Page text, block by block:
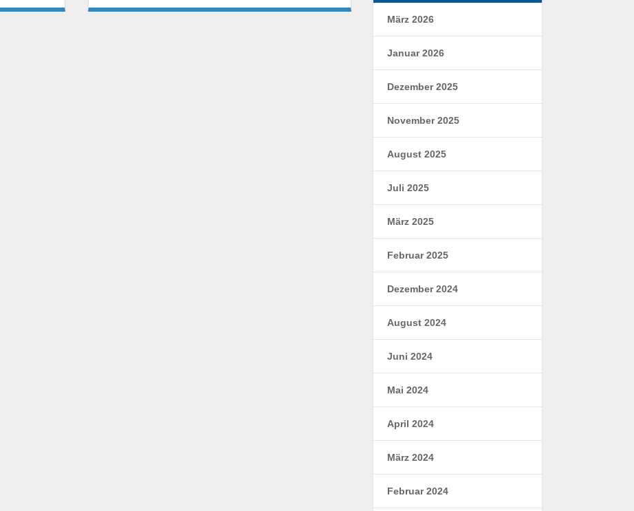
März 2026
Januar 2026
Dezember 2025
November 2025
August 2025
Juli 2025
März 2025
Februar 2025
Dezember 2024
August 2024
Juni 2024
Mai 2024
April 2024
März 2024
Februar 2024